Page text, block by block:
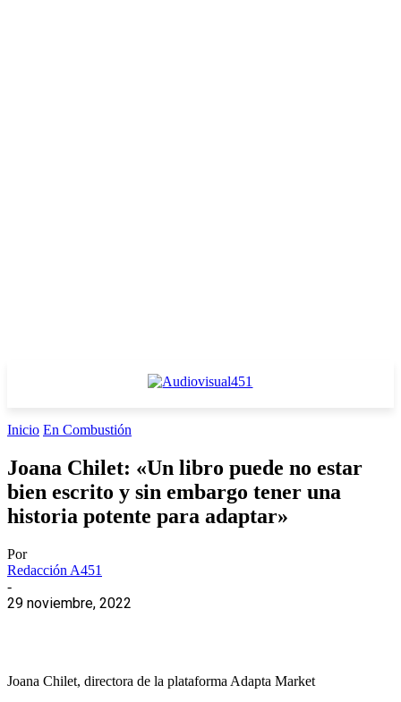
Inicio En Combustión
Joana Chilet: «Un libro puede no estar
bien escrito y sin embargo tener una
historia potente para adaptar»
Por
Redacción A451
-
29 noviembre, 2022
Joana Chilet, directora de la plataforma Adapta Market